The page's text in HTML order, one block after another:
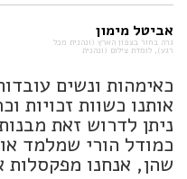
אביטל מימון
גרה בחור בצפון הארץ (ונהנית מכל
רגע), לומדת צילום (ונהנית
כאימהות ונשים
אותנו כשוות זכויות
ניתן לדרוש זאת
כמודל הורי שמלמד
שהן, אנחנו מפקסלות